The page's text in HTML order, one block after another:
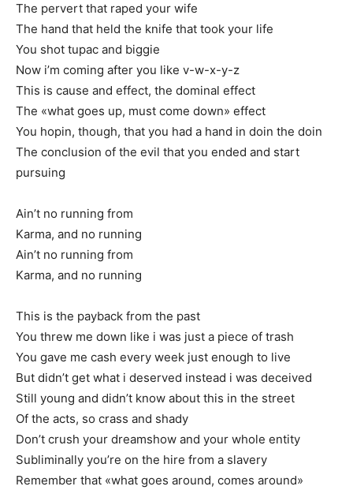
The pervert that raped your wife
The hand that held the knife that took your life
You shot tupac and biggie
Now i’m coming after you like v-w-x-y-z
This is cause and effect, the dominal effect
The «what goes up, must come down» effect
You hopin, though, that you had a hand in doin the doin
The conclusion of the evil that you ended and start
pursuing
Ain’t no running from
Karma, and no running
Ain’t no running from
Karma, and no running
This is the payback from the past
You threw me down like i was just a piece of trash
You gave me cash every week just enough to live
But didn’t get what i deserved instead i was deceived
Still young and didn’t know about this in the street
Of the acts, so crass and shady
Don’t crush your dreamshow and your whole entity
Subliminally you’re on the hire from a slavery
Remember that «what goes around, comes around»